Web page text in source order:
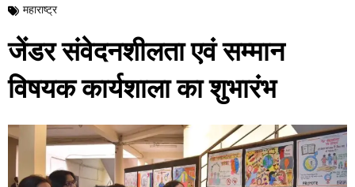
महाराष्ट्र
जेंडर संवेदनशीलता एवं सम्मान
विषयक कार्यशाला का शुभारंभ